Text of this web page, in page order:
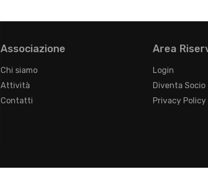
Associazione
Chi siamo
Attività
Contatti
Area
Login
Diventa Socio
Privacy Policy